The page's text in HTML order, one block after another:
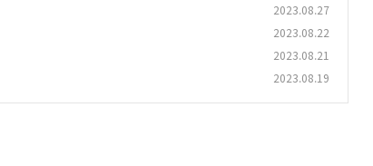
2023.08.27
2023.08.22
2023.08.21
2023.08.19